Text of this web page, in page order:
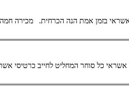
אשראי כרטיסי